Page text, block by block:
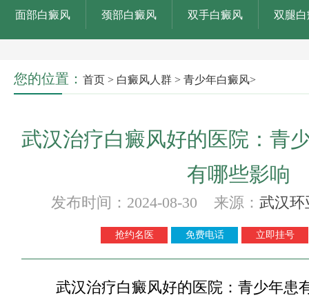
面部白癜风 颈部白癜风 双手白癜风 双腿
您的位置： 首页 > 白癜风人群 > 青少年白癜风>
武汉治疗白癜风好的医院：青
有哪些影响
发布时间：2024-08-30 来源： 武汉环
抢约名医 免费电话 立即挂号
武汉治疗白癜风好的医院：青少年患